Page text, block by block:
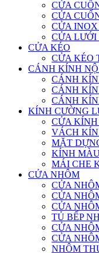
CỬA
CỬA
CỬA
CỬA
CỬA KÉO
CỬA KÉO
CÁNH KÍNH
CÁNH
CÁNH
CÁNH
KÍNH CƯỜNG
CỬA
VÁCH
MẶT
KÍNH
MÁI CHE
CỬA NHÔM
CỬA
CỬA
CỬA
TỦ BẾP
CỬA
CỬA
NHÔM